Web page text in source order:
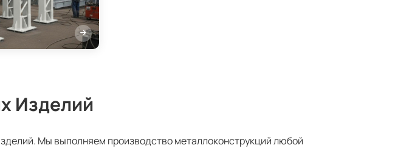
Изделий
Мы выполняем производство металлоконструкций любой